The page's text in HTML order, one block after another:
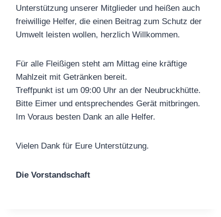
Unterstützung unserer Mitglieder und heißen auch
freiwillige Helfer, die einen Beitrag zum Schutz der
Umwelt leisten wollen, herzlich Willkommen.
Für alle Fleißigen steht am Mittag eine kräftige
Mahlzeit mit Getränken bereit.
Treffpunkt ist um 09:00 Uhr an der Neubruckhütte.
Bitte Eimer und entsprechendes Gerät mitbringen.
Im Voraus besten Dank an alle Helfer.
Vielen Dank für Eure Unterstützung.
Die Vorstandschaft